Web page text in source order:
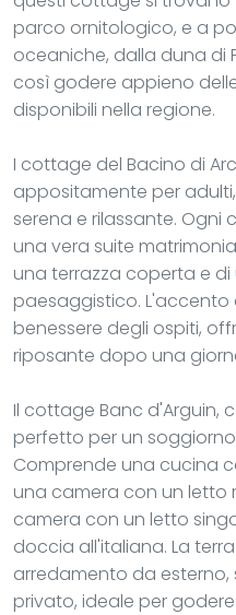
parco ornitologico, e a
oceaniche, dalla duna di
così godere appieno
disponibili nella regione.
I cottage del Bacino di
appositamente per
serena e rilassante.
una vera suite
una terrazza coperta e
paesaggistico. L'accento
benessere degli ospiti,
riposante dopo una
Il cottage Banc d'Arguin,
perfetto per un
Comprende una cucina
una camera con un letto
camera con un letto
doccia all'italiana. La
arredamento da
privato, ideale per